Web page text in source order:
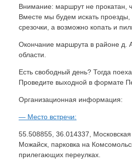
Внимание: маршрут не прокатан,
Вместе мы будем искать проезды,
срезочки, а возможно копать и
Окончание маршрута в районе д.
области.
Есть свободный день? Тогда
Проведите выходной в формате
Организационная информация:
— Место встречи:
55.508855, 36.014337, Московская
Можайск, парковка на
прилегающих переулках.